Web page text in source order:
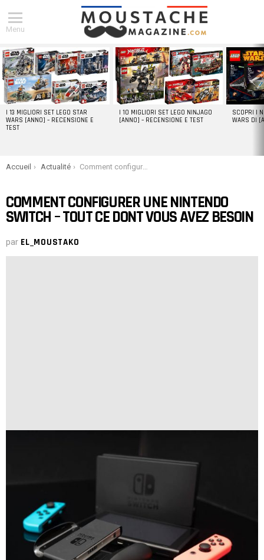
Menu
DERNIERS
ARTICLES
I 13 MIGLIORI SET LEGO STAR
WARS [ANNO] – RECENSIONE E
TEST
I 10 MIGLIORI SET LEGO NINJAGO
[ANNO] – RECENSIONE E TEST
SCOPRI I
WARS DI
You are here:
Accueil Actualité Comment configurer une Nintendo Switch – Tout ce dont vous avez besoin
COMMENT CONFIGURER UNE NINTENDO
SWITCH – TOUT CE DONT VOUS AVEZ BESOIN
par EL_MOUSTAKO